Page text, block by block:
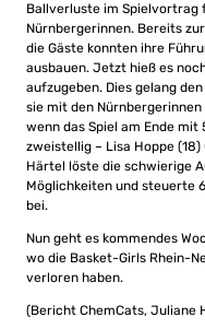
Ballverluste im Spielvortrag
Nürnbergerinnen. Bereits
die Gäste konnten ihre
ausbauen. Jetzt hieß es
aufzugeben. Dies gelang
sie mit den
wenn das Spiel am Ende
zweistellig – Lisa Hoppe (18)
Härtel löste die schwierige
Möglichkeiten und steuerte
bei.
Nun geht es kommendes
wo die Basket-Girls Rhein-
verloren haben.
(Bericht ChemCats, Juliane